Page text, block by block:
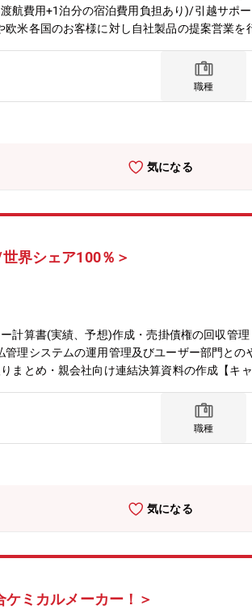
航費用+1泊分の宿泊費用負担あり)/引越サ
米各国のお客様に対し自社製品の提案営業
場合もございます。◆人事・各部署の業務が円
事をお任せする予定です。◆経理・経理実務（
象になります。◆資材調達・工場全体の効率
をしに行くこともあり、言語を活かして活躍
ジネススキル研修を社内で実施②通信教育補
職種
気になる
界シェア100％＞
計算書(実績、予想)作成・売掛債権の回収管
理システムの運用管理及びユーザー部門と
まとめ・親会社向け連結決算資料の作成【キ
職種
気になる
ケミカルメーカー！＞